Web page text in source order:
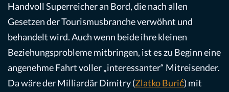
Handvoll Superreicher an Bord, die nach allen
Gesetzen der Tourismusbranche verwöhnt und
behandelt wird. Auch wenn beide ihre kleinen
Beziehungsprobleme mitbringen, ist es zu Beginn eine
angenehme Fahrt voller „interessanter“ Mitreisender.
Da wäre der Milliardär Dimitry (Zlatko Burić) mit